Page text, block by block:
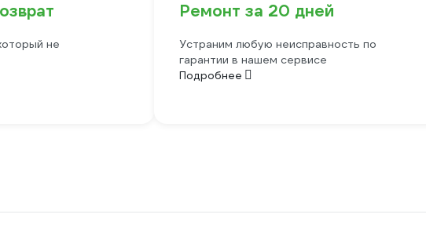
не
Ремонт за 20 дней
Устраним любую неисправность по
гарантии в нашем сервисе
Подробнее